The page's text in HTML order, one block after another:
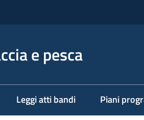
e pesca
Leggi atti bandi Piani